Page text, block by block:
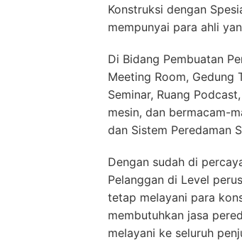
Konstruksi dengan
mempunyai para ahli
Di Bidang Pembuatan
Meeting Room, Gedung
Seminar, Ruang
mesin, dan bermacam-
dan Sistem Peredaman
Dengan sudah di
Pelanggan di Level
tetap melayani para
membutuhkan jasa
melayani ke seluruh